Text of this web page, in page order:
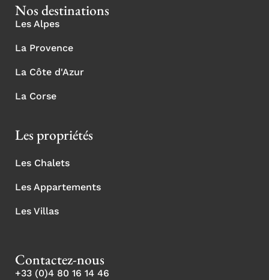
Nos destinations
Les Alpes
La Provence
La Côte d'Azur
La Corse
Les propriétés
Les Chalets
Les Appartements
Les Villas
Contactez-nous
+33 (0)4 80 16 14 46